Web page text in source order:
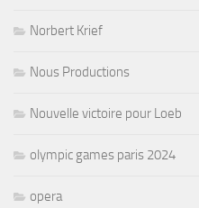
Norbert Krief
Nous Productions
Nouvelle victoire pour Loeb
olympic games paris 2024
opera